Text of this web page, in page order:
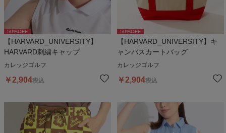
50%OFF
【HARVARD_UNIVERSITY】
HARVARD刺繍キャップ
カレッジゴルフ
￥2,904税込
50%OFF
【HARVARD_UNIVERSITY】キ
ャンバスカートバッグ
カレッジゴルフ
￥2,904税込